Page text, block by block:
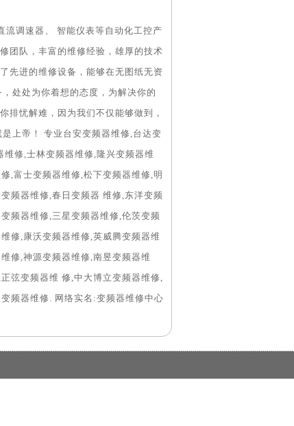
流调速器、 智能仪表等自动化工控产
团队，丰富的维修经验，雄厚的技术
先进的维修设备，能够在无图纸无资
处处为你着想的态度，为解决你的
排忧解难，因为我们不仅能够做到，
上帝！ 专业台安变频器维修,台达变
修,士林变频器维修,隆兴变频器维
,富士变频器维修,松下变频器维修,明
频器维修,春日变频器 维修,东洋变频
频器维修,三星变频器维修,伦茨变频
修,康沃变频器维修,英威腾变频器维
修,神源变频器维修,南昱变频器维
弦变频器维 修,中大博立变频器维修,
频器维修. 网络实名:变频器维修中心